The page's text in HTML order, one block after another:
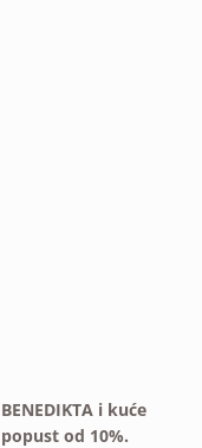
i kuće
od 10%.